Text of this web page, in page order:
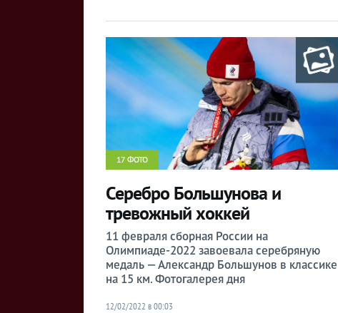
17 ФОТО
Серебро Большунова и
тревожный хоккей
11 февраля сборная России на
Олимпиаде-2022 завоевала серебряную
медаль — Александр Большунов в классике
на 15 км. Фотогалерея дня
12/02/2022 в 00:03